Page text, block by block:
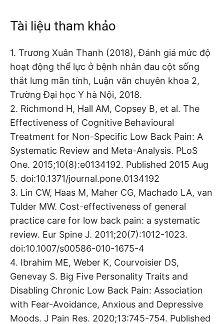
Tài liệu tham khảo
1. Trương Xuân Thanh (2018), Đánh giá mức độ
hoạt động thể lực ở bệnh nhân đau cột sống
thắt lưng mãn tính, Luận văn chuyên khoa 2,
Trường Đại học Y hà Nội, 2018.
2. Richmond H, Hall AM, Copsey B, et al. The
Effectiveness of Cognitive Behavioural
Treatment for Non-Specific Low Back Pain: A
Systematic Review and Meta-Analysis. PLoS
One. 2015;10(8):e0134192. Published 2015 Aug
5. doi:10.1371/journal.pone.0134192
3. Lin CW, Haas M, Maher CG, Machado LA, van
Tulder MW. Cost-effectiveness of general
practice care for low back pain: a systematic
review. Eur Spine J. 2011;20(7):1012-1023.
doi:10.1007/s00586-010-1675-4
4. Ibrahim ME, Weber K, Courvoisier DS,
Genevay S. Big Five Personality Traits and
Disabling Chronic Low Back Pain: Association
with Fear-Avoidance, Anxious and Depressive
Moods. J Pain Res. 2020;13:745-754. Published